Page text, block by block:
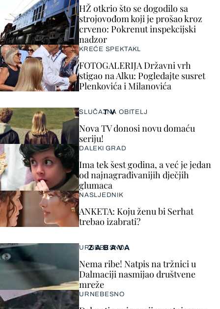
HŽ otkrio što se dogodilo sa
strojovođom koji je prošao kroz
crveno: Pokrenut inspekcijski
nadzor
KREĆE SPEKTAKL
FOTOGALERIJA Državni vrh
stigao na Alku: Pogledajte susret
Plenkovića i Milanovića
ZABAVA
URNEBESNO
Nema ribe! Natpis na tržnici u
Dalmaciji nasmijao društvene
mreže
URNEBESNO
TV
SLUČAJNA OBITELJ
Nova TV donosi novu domaću
seriju!
DALEKI GRAD
Ima tek šest godina, a već je jedan
od najnagrađivanijih dječjih
glumaca
NASLJEDNIK
ANKETA: Koju ženu bi Serhat
trebao izabrati?